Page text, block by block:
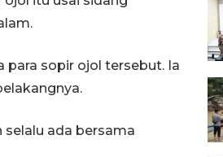
para sopir ojol tersebut. Ia
ada bersama